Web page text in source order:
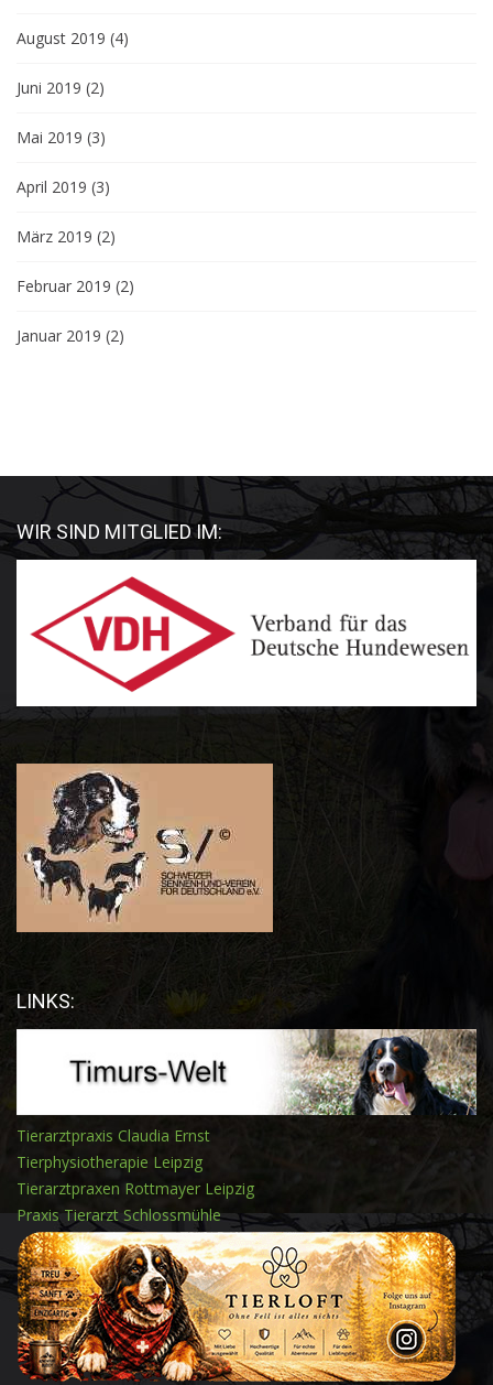
August 2019 (4)
Juni 2019 (2)
Mai 2019 (3)
April 2019 (3)
März 2019 (2)
Februar 2019 (2)
Januar 2019 (2)
WIR SIND MITGLIED IM:
LINKS:
Tierarztpraxis Claudia Ernst
Tierphysiotherapie Leipzig
Tierarztpraxen Rottmayer Leipzig
Praxis Tierarzt Schlossmühle